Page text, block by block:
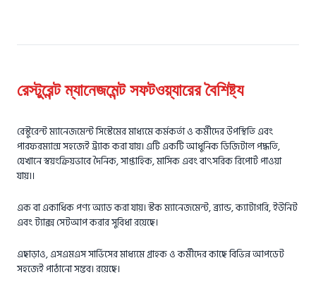
রেস্টুরেন্ট ম্যানেজমেন্ট সফটওয়্যারের বৈশিষ্ট্য
রেস্টুরেন্ট ম্যানেজমেন্ট সিস্টেমের মাধ্যমে কর্মকর্তা ও কর্মীদের উপস্থিতি এবং
পারফরম্যান্স সহজেই ট্র্যাক করা যায়। এটি একটি আধুনিক ডিজিটাল পদ্ধতি,
যেখানে স্বয়ংক্রিয়ভাবে দৈনিক, সাপ্তাহিক, মাসিক এবং বাৎসরিক রিপোর্ট পাওয়া
যায়।।
এক বা একাধিক পণ্য অ্যাড করা যায়। স্টক ম্যানেজমেন্ট, ব্র্যান্ড, ক্যাটাগরি, ইউনিট
এবং ট্যাক্স সেটআপ করার সুবিধা রয়েছে।
এছাড়াও, এসএমএস সার্ভিসের মাধ্যমে গ্রাহক ও কর্মীদের কাছে বিভিন্ন আপডেট
সহজেই পাঠানো সম্ভব। রয়েছে।